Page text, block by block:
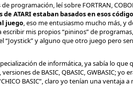
programación, leí sobre FORTRAN,
ATARI estaban basados en esos
juego, eso me entusiasmo mucho más, y
mis propios “pininos” de
y alguno que otro juego pero
de informática, ya sabía lo que
de BASIC, QBASIC, GWBASIC; yo
BASIC”, claro yo tenían una ventaja a